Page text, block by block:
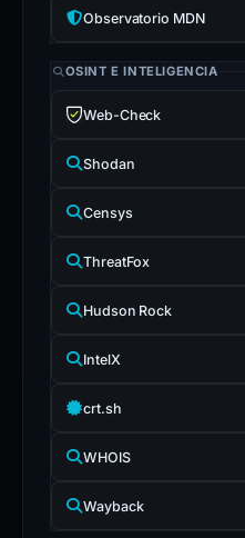
Observatorio MDN
OSINT E INTELIGENCIA
Web-Check
Shodan
Censys
ThreatFox
Hudson Rock
IntelX
crt.sh
WHOIS
Wayback